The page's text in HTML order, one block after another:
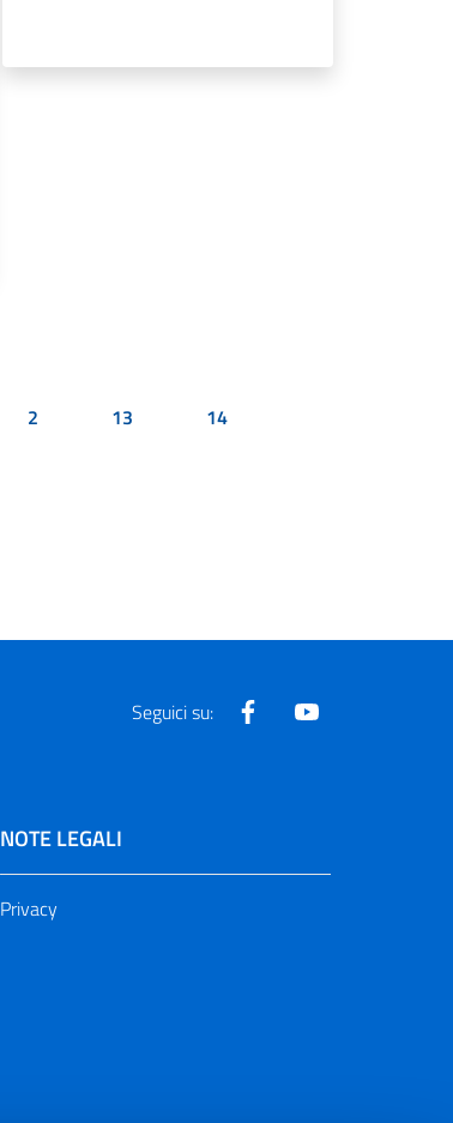
2 13 14
Seguici su: Facebook
NOTE LEGALI
Privacy